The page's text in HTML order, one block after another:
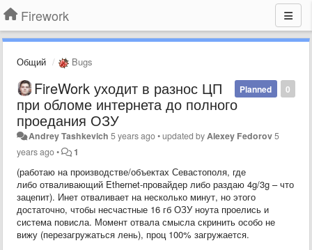
Firework
Общий Bugs
0
Planned
FireWork уходит в разнос ЦП
при обломе интернета до полного
проедания ОЗУ
Andrey Tashkevich 5 years ago•updated by Alexey Fedorov5
years ago• 1
(работаю на производстве/объектах Севастополя, где
либо отваливающий Ethernet-провайдер либо раздаю 4g/3g – что
зацепит). Инет отваливает на несколько минут, но этого
достаточно, чтобы несчастные 16 гб ОЗУ ноута проелись и
система повисла. Момент отвала смысла скринить особо не
вижу (перезагружаться лень), проц 100% загружается.